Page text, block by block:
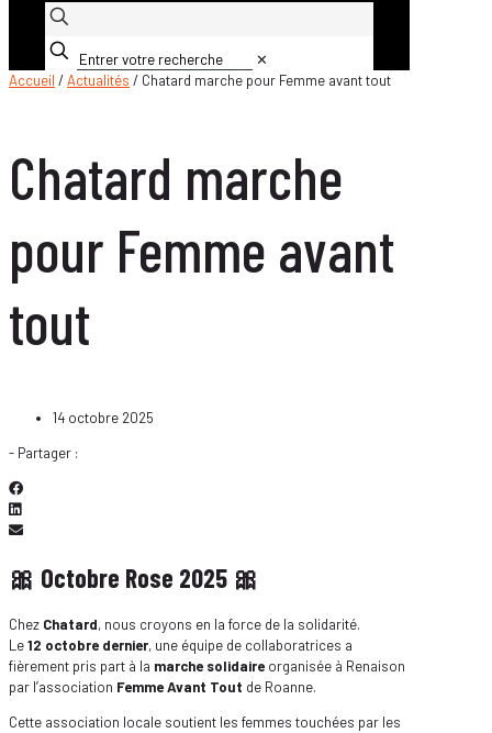
✕
Accueil /Actualités / Chatard marche pour Femme avant tout
Chatard marche
pour Femme avant
tout
14 octobre 2025
- Partager :
🎀 Octobre Rose 2025 🎀
Chez Chatard, nous croyons en la force de la solidarité.
Le12 octobre dernier, une équipe de collaboratrices a
fièrement pris part à la marche solidaire organisée à Renaison
par l’association Femme Avant Tout de Roanne.
Cette association locale soutient les femmes touchées par les